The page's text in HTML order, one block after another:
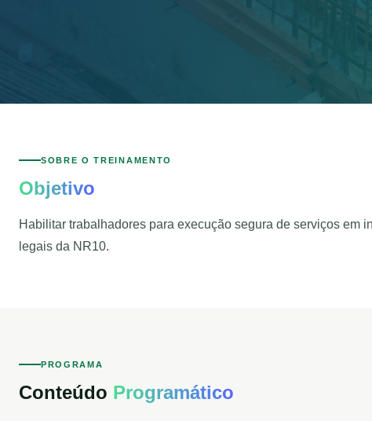
SOBRE O TREINAMENTO
Objetivo
Habilitar trabalhadores para execução segura de serviços em
legais da NR10.
PROGRAMA
Conteúdo Programático